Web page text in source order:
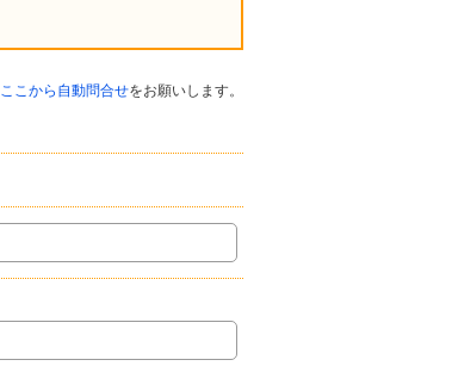
ここから自動問合せをお願いします。